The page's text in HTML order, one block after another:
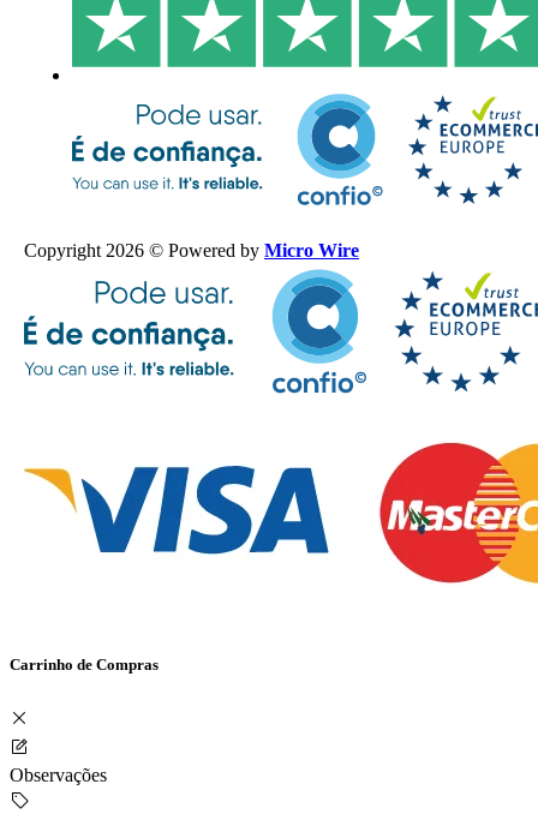
Copyright 2026 © Powered by Micro Wire
Carrinho de Compras
Observações